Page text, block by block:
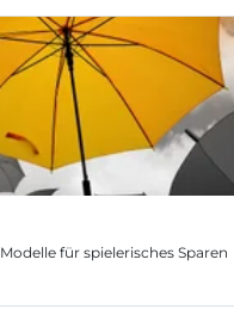
für spielerisches Sparen